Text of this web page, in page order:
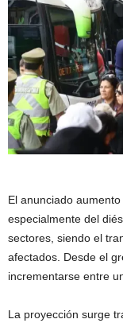
El anunciado
especialmente del
sectores, siendo el
afectados. Desde el
incrementarse entre
La proyección surge